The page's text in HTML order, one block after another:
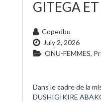
GITEGA
Copedbu
July 2, 2026
ONU-FEMMES,
Dans le cadre de la
DUSHIGIKIRE